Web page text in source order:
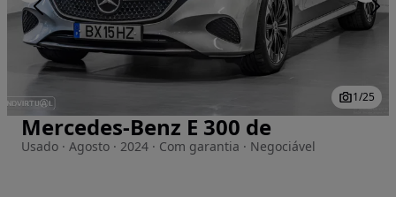
Imagem 1 de 25
1/25
Mercedes-Benz E 300 de
Usado · Agosto · 2024 · Com garantia · Negociável